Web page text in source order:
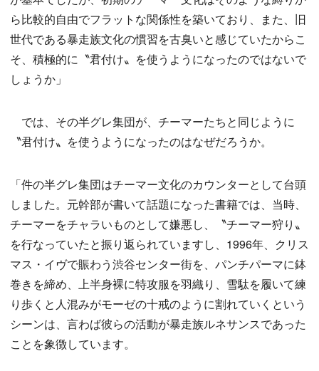
ら比較的自由でフラットな関係性を築いており、また、旧
世代である暴走族文化の慣習を古臭いと感じていたからこ
そ、積極的に〝君付け〟を使うようになったのではないで
しょうか」
では、その半グレ集団が、チーマーたちと同じように
〝君付け〟を使うようになったのはなぜだろうか。
「件の半グレ集団はチーマー文化のカウンターとして台頭
しました。元幹部が書いて話題になった書籍では、当時、
チーマーをチャラいものとして嫌悪し、〝チーマー狩り〟
を行なっていたと振り返られていますし、1996年、クリス
マス・イヴで賑わう渋谷センター街を、パンチパーマに鉢
巻きを締め、上半身裸に特攻服を羽織り、雪駄を履いて練
り歩くと人混みがモーゼの十戒のように割れていくという
シーンは、言わば彼らの活動が暴走族ルネサンスであった
ことを象徴しています。